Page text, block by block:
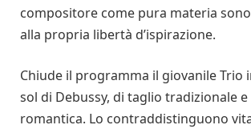
compositore come pura materia
alla propria libertà d’ispirazione.
Chiude il programma il giovanile Trio
sol di Debussy, di taglio tradizionale e
romantica. Lo contraddistinguono